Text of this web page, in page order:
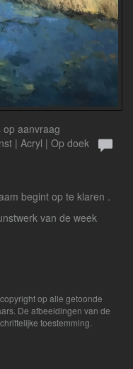
aanvraag
| Acryl | Op doek
begint op te klaren .
van de week
op alle getoonde
De afbeeldingen van de
toestemming.